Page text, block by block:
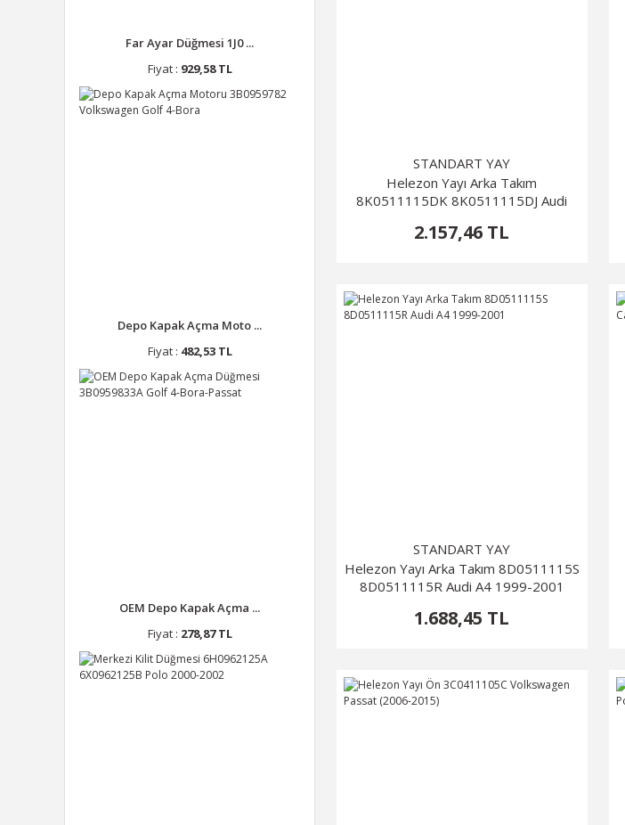
Far Ayar Düğmesi 1J0 ...
Fiyat : 929,58 TL
Depo Kapak Açma Moto ...
Fiyat : 482,53 TL
OEM Depo Kapak Açma ...
Fiyat : 278,87 TL
STANDART YAY
Helezon Yayı Arka Takım
8K0511115DK 8K0511115DJ Audi
2.157,46 TL
STANDART YAY
Helezon Yayı Arka Takım 8D0511115S
8D0511115R Audi A4 1999-2001
1.688,45 TL